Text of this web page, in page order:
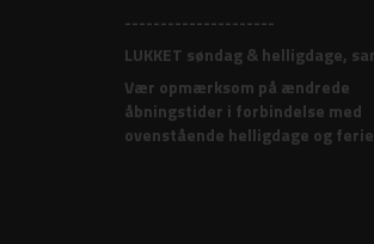
---------------------
LUKKET søndag & helligdage,
Vær opmærksom på ændrede
åbningstider i forbindelse med
ovenstående helligdage og